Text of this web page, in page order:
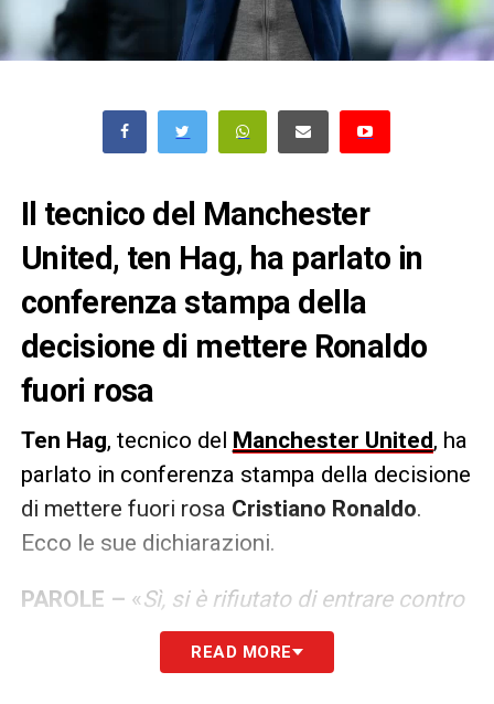
Il tecnico del Manchester
United, ten Hag, ha parlato in
conferenza stampa della
decisione di mettere Ronaldo
fuori rosa
Ten Hag, tecnico del Manchester United, ha
parlato in conferenza stampa della decisione
di mettere fuori rosa Cristiano Ronaldo.
Ecco le sue dichiarazioni.
PAROLE – «Sì, si è rifiutato di entrare contro
Avrà un riflesso per lui, ma
anche per tutti. La prima volta con il Rayo
READ MORE